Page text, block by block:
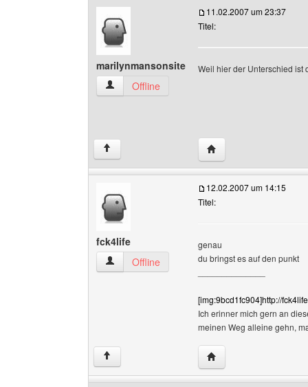
marilynmansonsite
marilynmansonsite Benutzer-Profile anzeigen
Offline
11.02.2007 um 23:37
Titel:
Weil hier der Unterschied ist
↑ Website dieses
fck4life
fck4life Benutzer-Profile anzeigen
Offline
12.02.2007 um 14:15
Titel:
genau
du bringst es auf den punkt
[img:9bcd1fc904]http://
Ich erinner mich gern an
meinen Weg alleine gehn,
↑ Website dieses